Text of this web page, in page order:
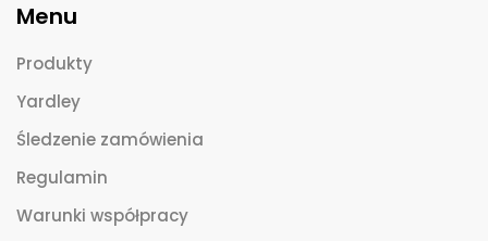
Menu
Produkty
Yardley
Śledzenie zamówienia
Regulamin
Warunki współpracy